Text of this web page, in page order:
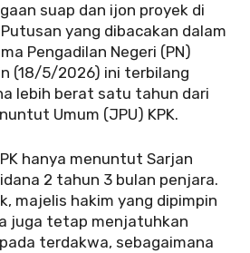
suap dan ijon proyek di
yang dibacakan dalam
Pengadilan Negeri (PN)
(18/5/2026) ini terbilang
lebih berat satu tahun dari
Umum (JPU) KPK.
hanya menuntut Sarjan
2 tahun 3 bulan penjara.
majelis hakim yang dipimpin
juga tetap menjatuhkan
terdakwa, sebagaimana